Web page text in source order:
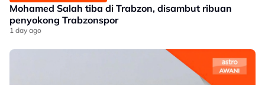
Mohamed Salah tiba di Trabzon, disambut ribuan
penyokong Trabzonspor
1 day ago